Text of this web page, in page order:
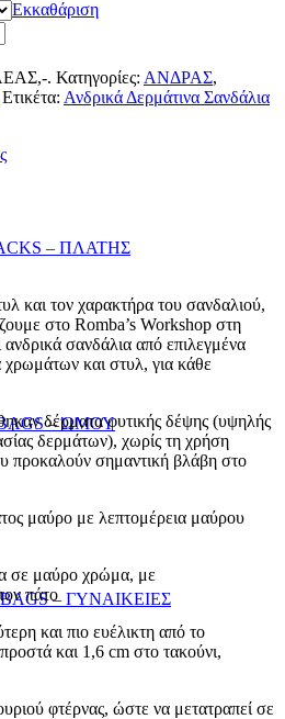
– ΠΛΑΤΗΣ
– ΏΜΟΥ
– ΓΥΝΑΙΚΕΙΕΣ
Εκκαθάριση
. Κατηγορίες: ΑΝΔΡΑΣ,
Ετικέτα: Ανδρικά Δερμάτινα Σανδάλια
και τον χαρακτήρα του σανδαλιού,
στο Romba’s Workshop στη
σανδάλια από επιλεγμένα
χρωμάτων και στυλ, για κάθε
δέρματα φυτικής δέψης (υψηλής
δερμάτων), χωρίς τη χρήση
προκαλούν σημαντική βλάβη στο
μαύρο με λεπτομέρεια μαύρου
μαύρο χρώμα, με
πάτο
και πιο ευέλικτη από το
και 1,6 cm στο τακούνι,
φτέρνας, ώστε να μετατραπεί σε